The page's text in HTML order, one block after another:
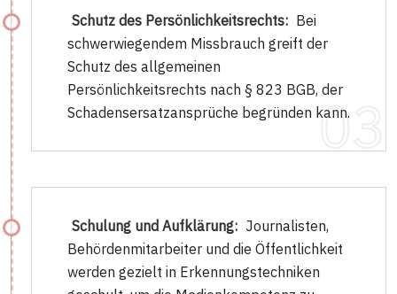
Schutz des Persönlichkeitsrechts: Bei
schwerwiegendem Missbrauch greift der
Schutz des allgemeinen
Persönlichkeitsrechts nach § 823 BGB, der
Schadensersatzansprüche begründen kann.
Schulung und Aufklärung: Journalisten,
Behördenmitarbeiter und die Öffentlichkeit
werden gezielt in Erkennungstechniken